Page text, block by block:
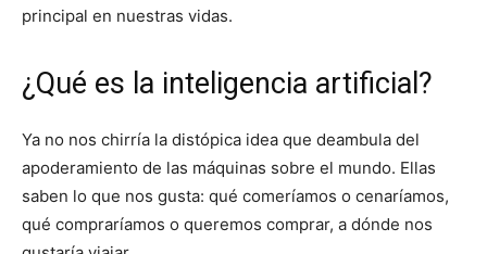
principal en nuestras vidas.
¿Qué es la inteligencia artificial?
Ya no nos chirría la distópica idea que deambula del
apoderamiento de las máquinas sobre el mundo. Ellas
saben lo que nos gusta: qué comeríamos o cenaríamos,
qué compraríamos o queremos comprar, a dónde nos